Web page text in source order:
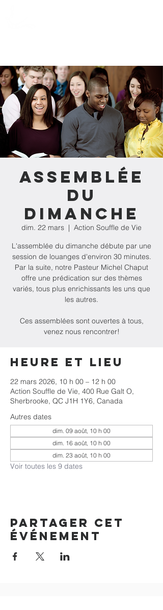
Assemblée
du
dimanche
dim. 22 mars
  |
Action Souffle de Vie
L'assemblée du dimanche débute par une
session de louanges d'environ 30 minutes.
Par la suite, notre Pasteur Michel Chaput
offre une prédication sur des thèmes
variés, tous plus enrichissants les uns que
les autres.
Ces assemblées sont ouvertes à tous,
venez nous rencontrer!
Heure et lieu
22 mars 2026, 10 h 00 – 12 h 00
Action Souffle de Vie, 400 Rue Galt O,
Sherbrooke, QC J1H 1Y6, Canada
Autres dates
dim. 09 août, 10 h 00
dim. 16 août, 10 h 00
dim. 23 août, 10 h 00
Voir toutes les 9 dates
Partager cet
événement